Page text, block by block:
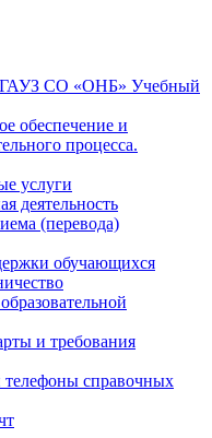
ГАУЗ СО «ОНБ» Учебный
обеспечение и
процесса.
услуги
деятельность
(перевода)
обучающихся
и требования
справочных